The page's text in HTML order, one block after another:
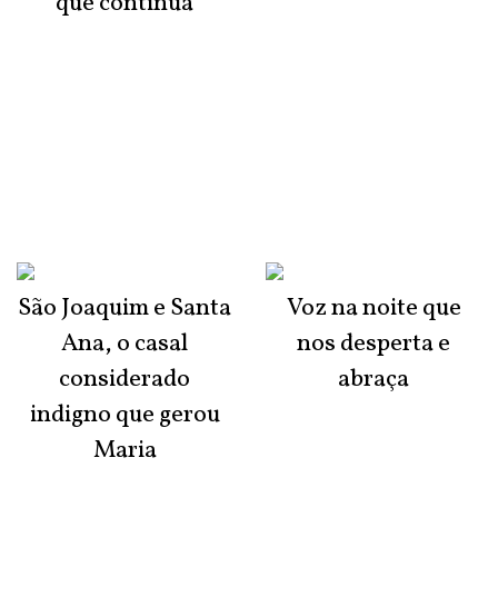
São Joaquim e Santa
Ana, o casal
considerado
indigno que gerou
Maria
Voz na noite que
nos desperta e
abraça